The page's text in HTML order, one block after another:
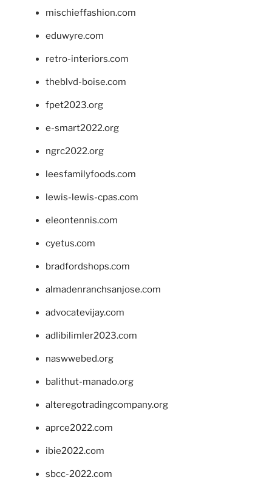
mischieffashion.com
eduwyre.com
retro-interiors.com
theblvd-boise.com
fpet2023.org
e-smart2022.org
ngrc2022.org
leesfamilyfoods.com
lewis-lewis-cpas.com
eleontennis.com
cyetus.com
bradfordshops.com
almadenranchsanjose.com
advocatevijay.com
adlibilimler2023.com
naswwebed.org
balithut-manado.org
alteregotradingcompany.org
aprce2022.com
ibie2022.com
sbcc-2022.com